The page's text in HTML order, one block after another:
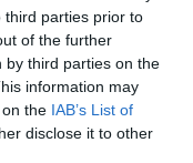
third parties prior to
of the further
by third parties on the
information may
the IAB’s List of
disclose it to other